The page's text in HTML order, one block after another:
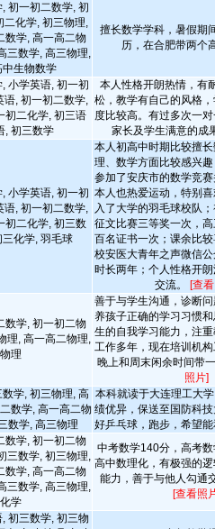
初一初二数学, 初
二化学, 初三物理,
数学, 高一高二物
三数学, 高三物理,
中生物数学
擅长数学学科，暑假期
历，在合肥带两个
小学英语, 初一初
语, 初一初二数学,
初二化学, 初三语
, 初三数学
本人性格开朗热情，有
松，教学有自己的风格
度比较高。有过多次一
家长及学生满意的成
小学英语, 初一初
语, 初一初二数学,
初二化学, 初三数
化学, 羽毛球
本人初高中时期比较擅
理、数学方面比较感兴
参加了安庆市的数学竞赛
本人也热爱运动，特别
入了大学的羽毛球校队
征文比赛三等奖一次，
百名证书一次；课余比
校安医大青年之声微信
时长两年；个人性格开
交流。 [查
数学, 初一初二物
理, 高一高二物理,
理
善于与学生沟通，诊断
养孩子正确的学习习惯
生的自我学习能力，注
工作多年，现在培训机
晚上和周末闲余时间带
照片]
学, 初三物理, 高
数学, 高一高二物
数学, 高三物理
本科就读于大连理工大
绩优异，保送至国防科
好乒乓球，跑步，希望能
数学, 初一初二物
三数学, 初三物理,
数学, 高一高二物
三数学, 高三物理,
学
中考数学140分，高考
高中数理化，有极强的
能力，善于与他人勾通
[查看照
初三数学, 初三物